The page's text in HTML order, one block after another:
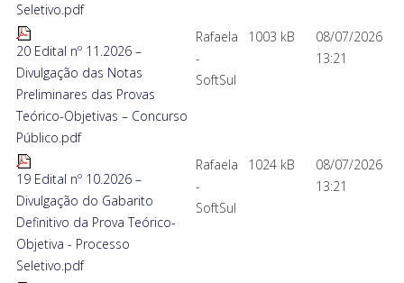
Seletivo.pdf
20 Edital nº 11.2026 –
Divulgação das Notas
Preliminares das Provas
Teórico-Objetivas – Concurso
Público.pdf
Rafaela
-
SoftSul
1003 kB
08/07/2026
13:21
19 Edital nº 10.2026 –
Divulgação do Gabarito
Definitivo da Prova Teórico-
Objetiva - Processo
Seletivo.pdf
Rafaela
-
SoftSul
1024 kB
08/07/2026
13:21